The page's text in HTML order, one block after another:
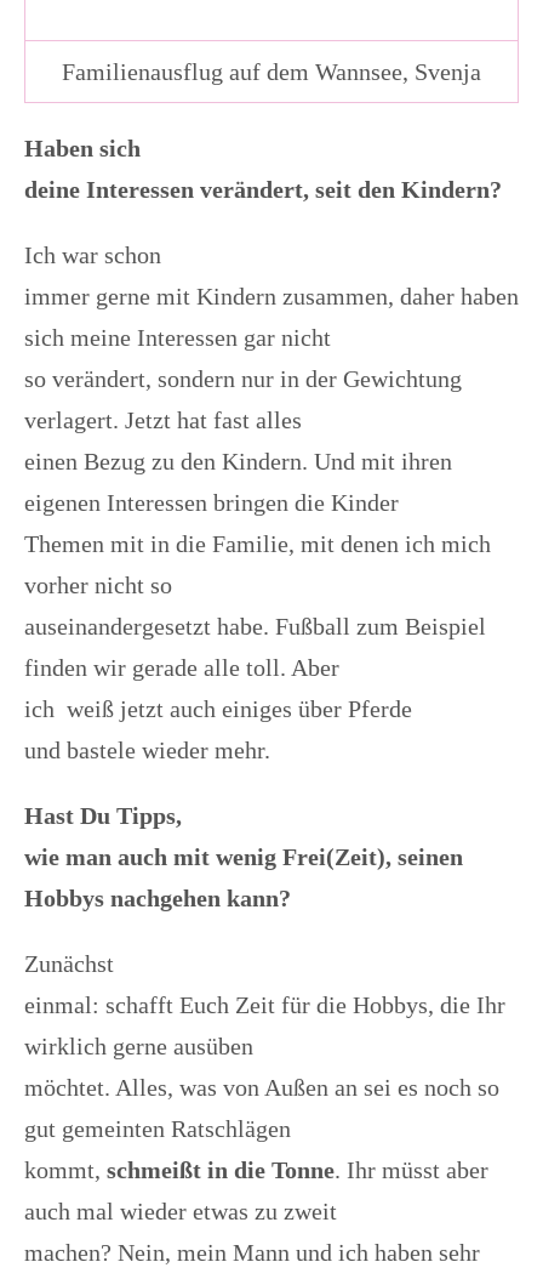
Familienausflug auf dem Wannsee, Svenja
Haben sich
deine Interessen verändert, seit den Kindern?
Ich war schon
immer gerne mit Kindern zusammen, daher haben
sich meine Interessen gar nicht
so verändert, sondern nur in der Gewichtung
verlagert. Jetzt hat fast alles
einen Bezug zu den Kindern. Und mit ihren
eigenen Interessen bringen die Kinder
Themen mit in die Familie, mit denen ich mich
vorher nicht so
auseinandergesetzt habe. Fußball zum Beispiel
finden wir gerade alle toll. Aber
ich weiß jetzt auch einiges über Pferde
und bastele wieder mehr.
Hast Du Tipps,
wie man auch mit wenig Frei(Zeit), seinen
Hobbys nachgehen kann?
Zunächst
einmal: schafft Euch Zeit für die Hobbys, die Ihr
wirklich gerne ausüben
möchtet. Alles, was von Außen an sei es noch so
gut gemeinten Ratschlägen
kommt, schmeißt in die Tonne. Ihr müsst aber
auch mal wieder etwas zu zweit
machen? Nein, mein Mann und ich haben sehr